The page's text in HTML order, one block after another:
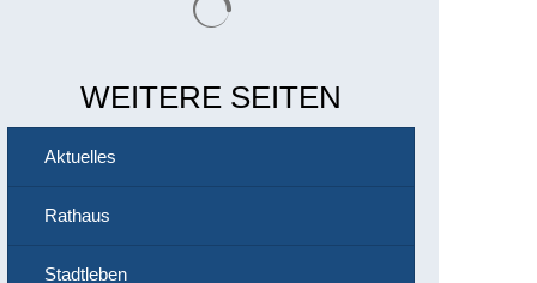
WEITERE SEITEN
Aktuelles
Rathaus
Stadtleben